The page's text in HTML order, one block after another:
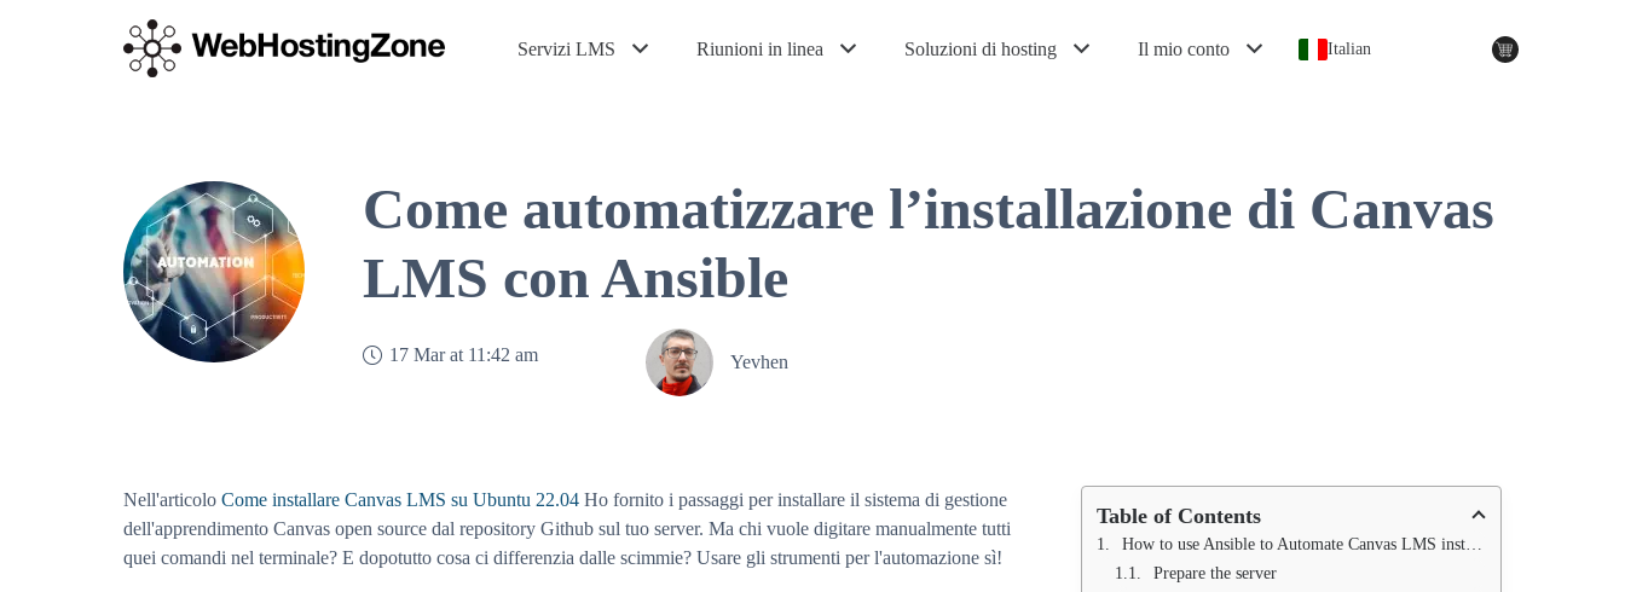
Servizi LMS Riunioni in linea Soluzioni di hosting Il mio conto Italian
Come automatizzare l’installazione di Canvas
LMS con Ansible
17 Mar at 11:42 am Yevhen
Nell'articolo Come installare Canvas LMS su Ubuntu 22.04 Ho fornito i passaggi per installare il sistema di gestione
dell'apprendimento Canvas open source dal repository Github sul tuo server. Ma chi vuole digitare manualmente tutti
quei comandi nel terminale? E dopotutto cosa ci differenzia dalle scimmie? Usare gli strumenti per l'automazione sì!
Table of Contents
How to use Ansible to Automate Canvas LMS installation
Prepare the server